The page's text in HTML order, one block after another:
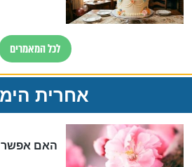
תהילים ביחד לקריאה משותפת